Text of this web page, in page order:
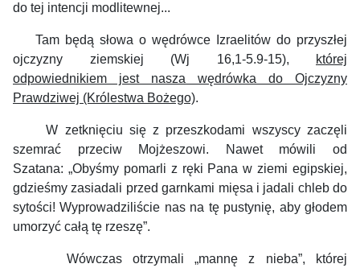
do tej intencji modlitewnej...
Tam będą słowa o wędrówce Izraelitów do przyszłej
ojczyzny ziemskiej (Wj 16,1-5.9-15),
której
odpowiednikiem jest nasza wędrówka do Ojczyzny
Prawdziwej (Królestwa Bożego).
W zetknięciu się z przeszkodami wszyscy zaczęli
szemrać przeciw Mojżeszowi. Nawet mówili od
Szatana: „Obyśmy pomarli z ręki Pana w ziemi egipskiej,
gdzieśmy zasiadali przed garnkami mięsa i jadali chleb do
sytości! Wyprowadziliście nas na tę pustynię, aby głodem
umorzyć całą tę rzeszę”.
Wówczas otrzymali „mannę z nieba”, której